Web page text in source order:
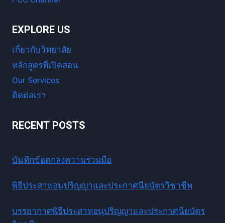
EXPLORE US
เกี่ยวกับวิทยาลัย
หลักสูตรที่เปิดสอน
Our Services
ติดต่อเรา
RECENT POSTS
บันทึกข้อตกลงความร่วมมือ
พิธีประสาทอนุปริญญาและประกาศนียบัตรวิชาชีพ
บรรยากาศพิธีประสาทอนุปริญญาและประกาศนียบัตร